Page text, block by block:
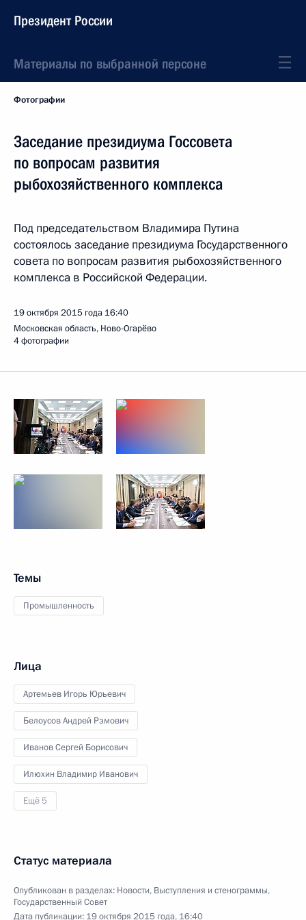
Президент России
Материалы по выбранной персоне
Фотографии
Заседание президиума Госсовета
по вопросам развития
рыбохозяйственного комплекса
Под председательством Владимира Путина
состоялось заседание президиума Государственного
совета по вопросам развития рыбохозяйственного
комплекса в Российской Федерации.
19 октября 2015 года 16:40
Московская область, Ново-Огарёво
4 фотографии
Темы
Промышленность
Лица
Артемьев Игорь Юрьевич
Белоусов Андрей Рэмович
Иванов Сергей Борисович
Илюхин Владимир Иванович
Ещё 5
Статус материала
Опубликован в разделах: Новости, Выступления и стенограммы,
Государственный Совет
Дата публикации: 19 октября 2015 года, 16:40